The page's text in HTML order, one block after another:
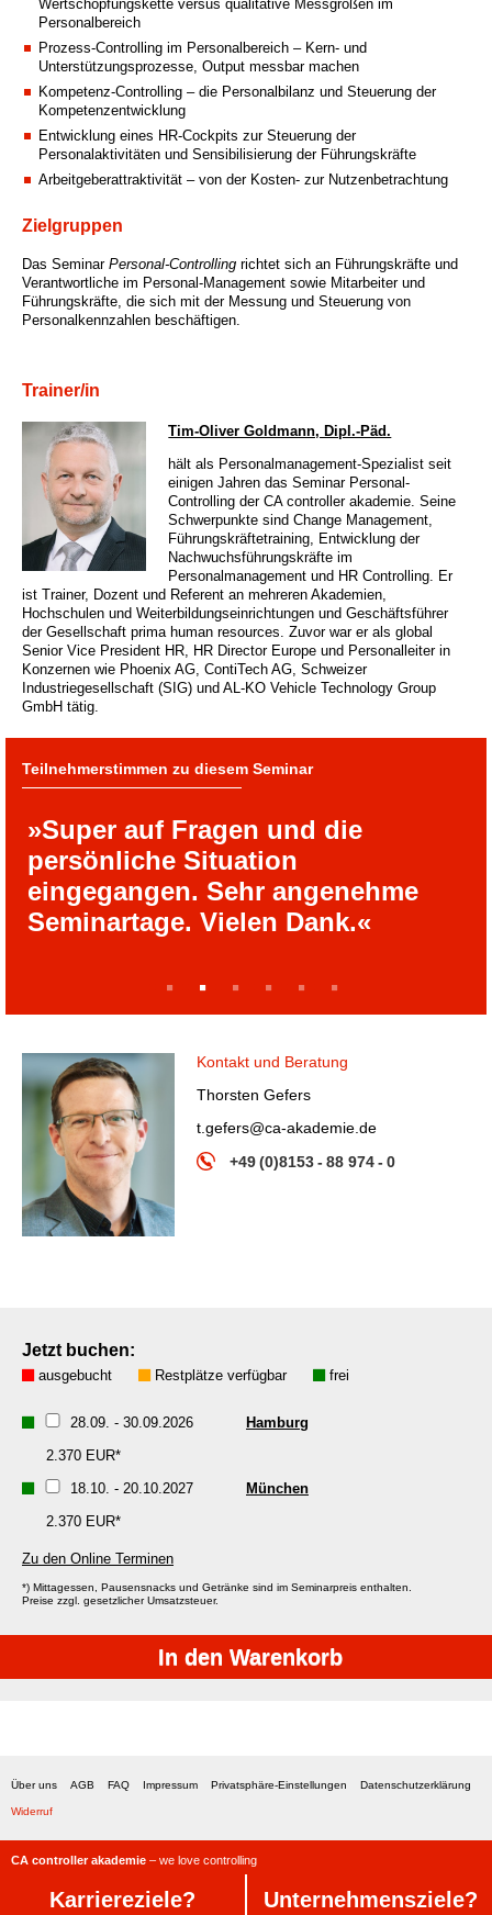
Karriereziele? Unternehmensziele?
Wertschöpfungskette versus qualitative Messgrößen im
Personalbereich
Prozess-Controlling im Personalbereich – Kern- und
Unterstützungsprozesse, Output messbar machen
Kompetenz-Controlling – die Personalbilanz und Steuerung der
Kompetenzentwicklung
Entwicklung eines HR-Cockpits zur Steuerung der
Personalaktivitäten und Sensibilisierung der Führungskräfte
Arbeitgeberattraktivität – von der Kosten- zur Nutzenbetrachtung
Zielgruppen
Das Seminar Personal-Controlling richtet sich an Führungskräfte und
Verantwortliche im Personal-Management sowie Mitarbeiter und
Führungskräfte, die sich mit der Messung und Steuerung von
Personalkennzahlen beschäftigen.
Trainer/in
Tim-Oliver Goldmann, Dipl.-Päd.
hält als Personalmanagement-Spezialist seit
einigen Jahren das Seminar Personal-
Controlling der CA controller akademie. Seine
Schwerpunkte sind Change Management,
Führungskräftetraining, Entwicklung der
Nachwuchsführungskräfte im
Personalmanagement und HR Controlling. Er
ist Trainer, Dozent und Referent an mehreren Akademien,
Hochschulen und Weiterbildungseinrichtungen und Geschäftsführer
der Gesellschaft prima human resources. Zuvor war er als global
Senior Vice President HR, HR Director Europe und Personalleiter in
Konzernen wie Phoenix AG, ContiTech AG, Schweizer
Industriegesellschaft (SIG) und AL-KO Vehicle Technology Group
GmbH tätig.
Teilnehmerstimmen zu diesem Seminar
»Super auf Fragen und die
persönliche Situation
eingegangen. Sehr angenehme
Seminartage. Vielen Dank.«
1 2 3 4 5 6
Kontakt und Beratung
Thorsten Gefers
t.gefers@ca-akademie.de
+49 (0)8153 - 88 974 - 0
Jetzt buchen:
ausgebucht Restplätze verfügbar frei
28.09. - 30.09.2026
Hamburg
2.370 EUR*
18.10. - 20.10.2027
München
2.370 EUR*
Zu den Online Terminen
*) Mittagessen, Pausensnacks und Getränke sind im Seminarpreis enthalten.
Preise zzgl. gesetzlicher Umsatzsteuer.
Über uns AGB FAQ Impressum Privatsphäre-Einstellungen Datenschutzerklärung
Widerruf
CA controller akademie – we love controlling